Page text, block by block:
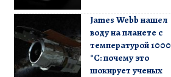
James Webb нашел
воду на планете с
температурой 1000
°C: почему это
шокирует ученых